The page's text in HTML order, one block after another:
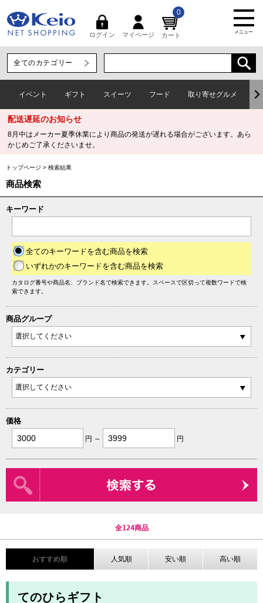
ログイン マイページ カート
0
メニュー
イベント ギフト スイーツ フード 取り寄せグルメ
配送遅延のお知らせ
8月中はメーカー夏季休業により商品の発送が遅れる場合がございます。あら
かじめご了承くださいませ。
トップページ > 検索結果
商品検索
キーワード
全てのキーワードを含む商品を検索
いずれかのキーワードを含む商品を検索
カタログ番号や商品名、ブランド名で検索できます。スペースで区切って複数ワードで検
索できます。
商品グループ
カテゴリー
価格
円 ～ 円
全124商品
おすすめ順 人気順 安い順 高い順
てのひらギフト